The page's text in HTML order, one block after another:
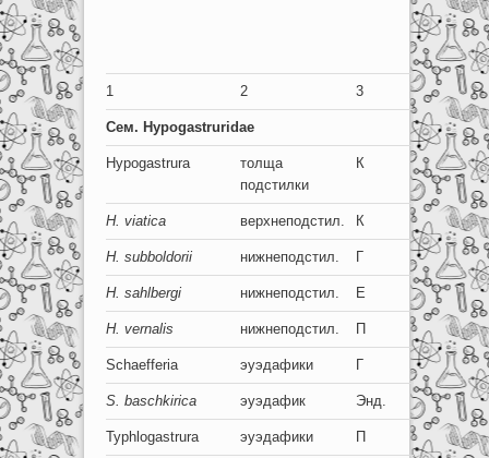
ков
1 2 3 4
Сем. Hypogastruridae
Hypogastrura
толща
подстилки
К 8
H. viatica верхнеподстил. К 8+8
H. subboldorii нижнеподстил. Г 8+8
H. sahlbergi нижнеподстил. Е 8+8
H. vernalis нижнеподстил. П 8+8
Schaefferia эуэдафики Г 6-0
S. baschkirica эуэдафик Энд. 4+4
Typhlogastrura эуэдафики П 5-0